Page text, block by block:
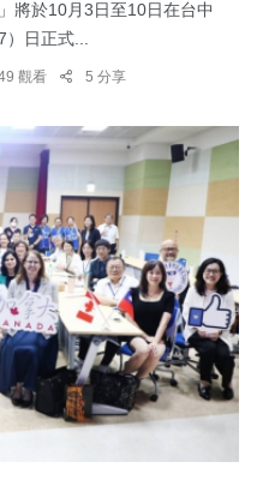
將於10月3日至10日在台中
）日正式...
觀看 5 分享